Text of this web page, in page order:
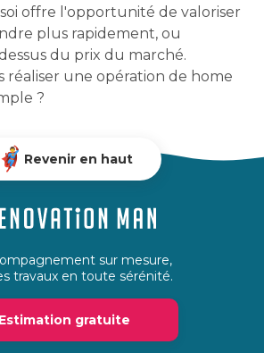
offre l'opportunité de valoriser
plus rapidement, ou
du prix du marché.
réaliser une opération de home
?
Revenir en haut
sur mesure,
travaux en toute sérénité.
Estimation gratuite